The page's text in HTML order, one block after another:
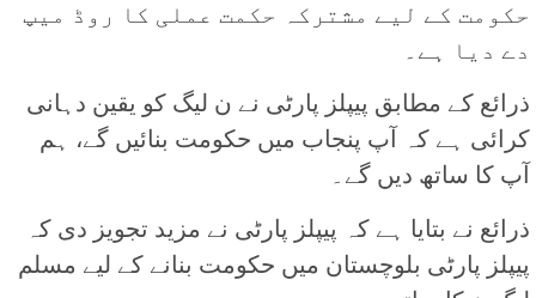
حکومت کے لیے مشترکہ حکمت عملی کا روڈ میپ
دے دیا ہے۔
ذرائع کے مطابق پیپلز پارٹی نے ن لیگ کو یقین دہانی
کرائی ہے کہ آپ پنجاب میں حکومت بنائیں گے، ہم
آپ کا ساتھ دیں گے۔
ذرائع نے بتایا ہے کہ پیپلز پارٹی نے مزید تجویز دی کہ
پیپلز پارٹی بلوچستان میں حکومت بنانے کے لیے مسلم